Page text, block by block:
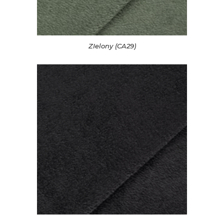
ZIelony (CA29)